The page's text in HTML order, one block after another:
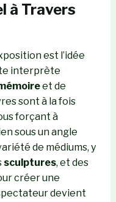
à Travers
est l’idée
interprète
et de
sont à la fois
forçant à
sous un angle
de médiums, y
sculptures, et des
créer une
devient